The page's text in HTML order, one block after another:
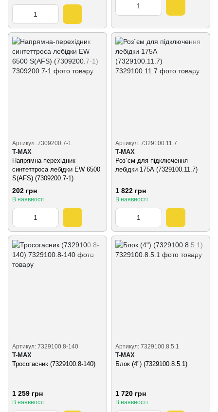
Артикул: 7309200.7-1
T-MAX
Напрямна-перехідник
синтеттроса лебідки EW 6500
S(AFS) (7309200.7-1)
202 грн
В наявності
Артикул: 7329100.11.7
T-MAX
Роз`єм для підключення
лебідки 175А (7329100.11.7)
1 822 грн
В наявності
Артикул: 7329100.8-140
T-MAX
Тросогасник (7329100.8-140)
1 259 грн
В наявності
Артикул: 7329100.8.5.1
T-MAX
Блок (4") (7329100.8.5.1)
1 720 грн
В наявності